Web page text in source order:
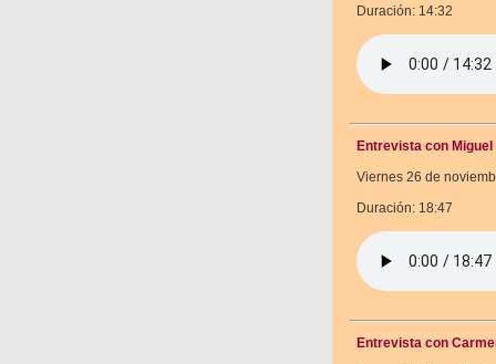
Duración: 14:32
Entrevista con
Viernes 26 de
Duración: 18:47
Entrevista con